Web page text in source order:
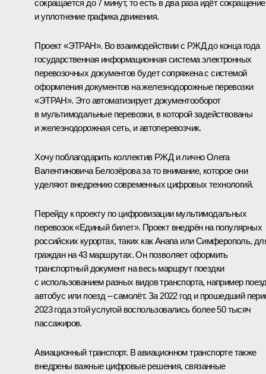
сокращается до 7 минут, то есть в два раза идёт сокращение
и уплотнение графика движения.
Проект «ЭТРАН». Во взаимодействии с РЖД до конца года
государственная информационная система электронных
перевозочных документов будет сопряжена с системой
оформления документов на железнодорожные перевозки
«ЭТРАН». Это автоматизирует документооборот
в мультимодальные перевозки, в которой задействованы
и железнодорожная сеть, и автоперевозчик.
Хочу поблагодарить коллектив РЖД и лично Олега
Валентиновича Белозёрова за то внимание, которое они
уделяют внедрению современных цифровых технологий.
Перейду к проекту по цифровизации мультимодальных
перевозок «Единый билет». Проект внедрён на популярных
российских курортах, таких как Анапа или Симферополь,
граждан на 43 маршрутах. Он позволяет оформить
транспортный документ на весь маршрут поездки
с использованием разных видов транспорта, например
автобус или поезд – самолёт. За 2022 год и прошедший
2023 года этой услугой воспользовались более 50 тысяч
пассажиров.
Авиационный транспорт. В авиационном транспорте также
внедрены важные цифровые решения, связанные